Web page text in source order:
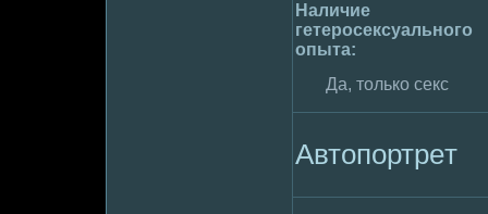
Наличие
гетеpoсексуального
опыта:
Да, только секс
Автопортpeт